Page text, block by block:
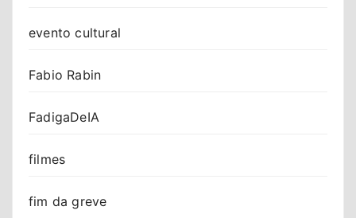
evento cultural
Fabio Rabin
FadigaDeIA
filmes
fim da greve